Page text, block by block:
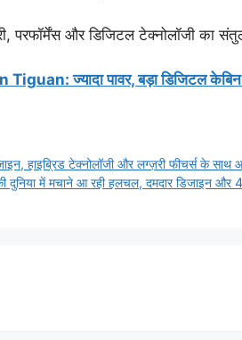
और डिजिटल टेक्नोलॉजी का
ज्यादा पावर, बड़ा डिजिटल
हाइब्रिड टेक्नोलॉजी और लग्ज़री फीचर्स के साथ
में मचाने आ रही हलचल, दमदार डिजाइन और